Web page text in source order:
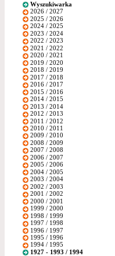
Wyszukiwarka
2026 / 2027
2025 / 2026
2024 / 2025
2023 / 2024
2022 / 2023
2021 / 2022
2020 / 2021
2019 / 2020
2018 / 2019
2017 / 2018
2016 / 2017
2015 / 2016
2014 / 2015
2013 / 2014
2012 / 2013
2011 / 2012
2010 / 2011
2009 / 2010
2008 / 2009
2007 / 2008
2006 / 2007
2005 / 2006
2004 / 2005
2003 / 2004
2002 / 2003
2001 / 2002
2000 / 2001
1999 / 2000
1998 / 1999
1997 / 1998
1996 / 1997
1995 / 1996
1994 / 1995
1927 - 1993 / 1994